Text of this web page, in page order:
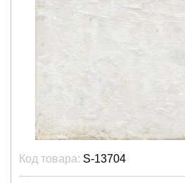
Код товара: S-13704